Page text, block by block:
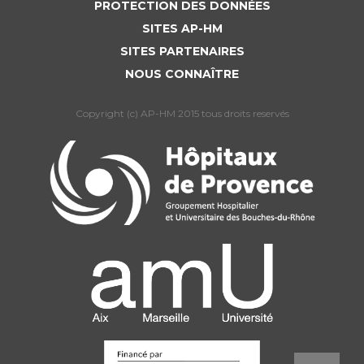
Protection des données
Sécurité
Les recherches en santé à l’AP-HM
Lieu de santé sans tabac
Liste des marchés conclus
PROTECTION DES DONNÉES
SITES AP-HM
SITES PARTENAIRES
NOUS CONNAÎTRE
Copyright (c) AP-HM 2015 tous droits reservés